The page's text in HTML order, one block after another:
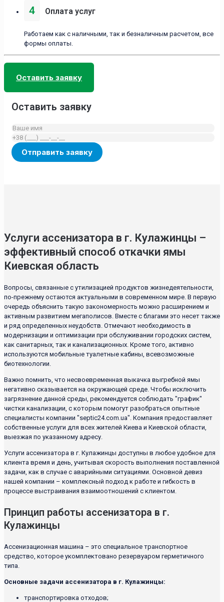
4 Оплата услуг
Работаем как с наличными, так и безналичным расчетом, все
формы оплаты.
Оставить заявку
Оставить заявку
Услуги ассенизатора в г. Кулажинцы –
эффективный способ откачки ямы
Киевская область
Вопросы, связанные с утилизацией продуктов жизнедеятельности,
по-прежнему остаются актуальными в современном мире. В первую
очередь объяснить такую закономерность можно расширением и
активным развитием мегаполисов. Вместе с благами это несет также
и ряд определенных неудобств. Отмечают необходимость в
модернизации и оптимизации при обслуживании городских систем,
как санитарных, так и канализационных. Кроме того, активно
используются мобильные туалетные кабины, всевозможные
биотехнологии.
Важно помнить, что несвоевременная выкачка выгребной ямы
негативно сказывается на окружающей среде. Чтобы исключить
загрязнение данной среды, рекомендуется соблюдать "график"
чистки канализации, с которым помогут разобраться опытные
специалисты компании "septic24.com.ua". Компания предоставляет
собственные услуги для всех жителей Киева и Киевской области,
выезжая по указанному адресу.
Услуги ассенизатора в г. Кулажинцы доступны в любое удобное для
клиента время и день, учитывая скорость выполнения поставленной
задачи, как в случае с аварийными ситуациями. Основной девиз
нашей компании – комплексный подход к работе и гибкость в
процессе выстраивания взаимоотношений с клиентом.
Принцип работы ассенизатора в г.
Кулажинцы
Ассенизационная машина – это специальное транспортное
средство, которое укомплектовано резервуаром герметичного
типа.
Основные задачи ассенизатора в г. Кулажинцы:
транспортировка отходов;